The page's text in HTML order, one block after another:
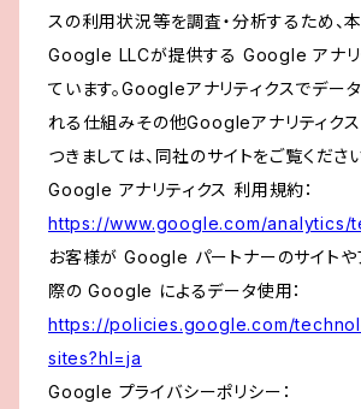
スの利用状況等を調査・分析するため、
Google LLCが提供する Google アナリ
ています。Googleアナリティクスでデー
れる仕組みその他Googleアナリティク
つきましては、同社のサイトをご覧ください
Google アナリティクス 利用規約：
https://www.google.com/analytics/
お客様が Google パートナーのサイトや
際の Google によるデータ使用：
https://policies.google.com/
sites?hl=ja
Google プライバシーポリシー：